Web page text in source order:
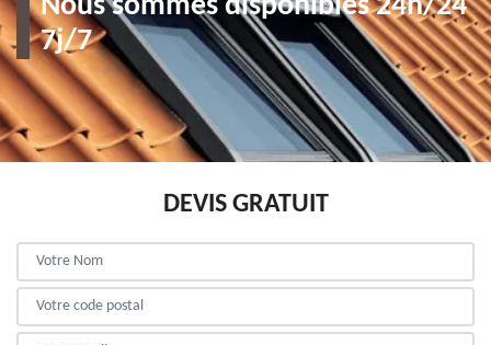
Nous sommes disponibles 24h/24
7j/7
DEVIS GRATUIT